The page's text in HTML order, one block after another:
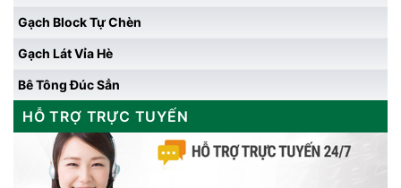
Gạch Block Tự Chèn
Gạch Lát Vỉa Hè
Bê Tông Đúc Sẳn
HỖ TRỢ TRỰC TUYẾN